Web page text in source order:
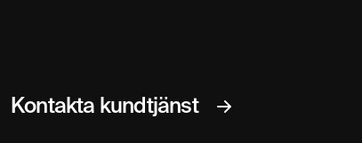
Kontakta kundtjänst